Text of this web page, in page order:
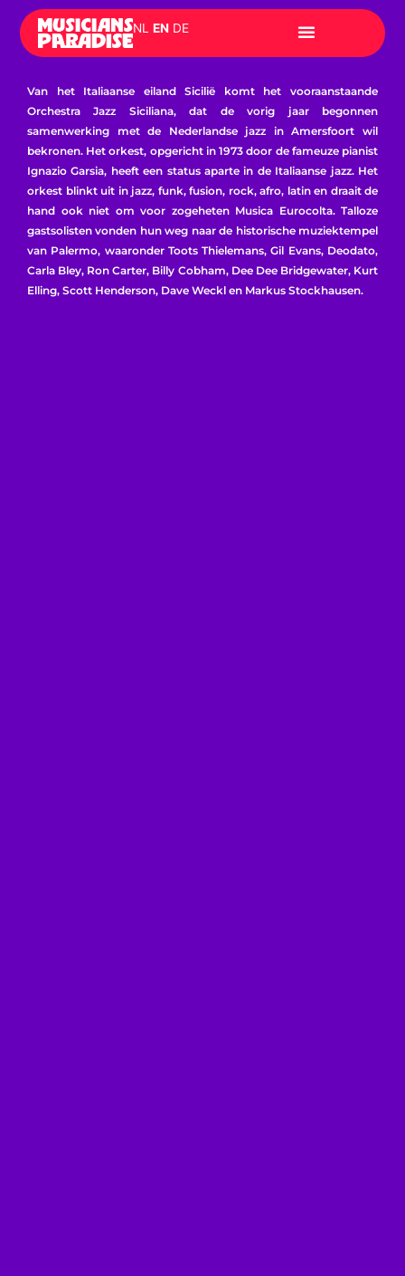
content
NL EN DE
Van het Italiaanse eiland Sicilië komt het vooraanstaande
Orchestra Jazz Siciliana, dat de vorig jaar begonnen
samenwerking met de Nederlandse jazz in Amersfoort wil
bekronen. Het orkest, opgericht in 1973 door de fameuze pianist
Ignazio Garsia, heeft een status aparte in de Italiaanse jazz. Het
orkest blinkt uit in jazz, funk, fusion, rock, afro, latin en draait de
hand ook niet om voor zogeheten Musica Eurocolta. Talloze
gastsolisten vonden hun weg naar de historische muziektempel
van Palermo, waaronder Toots Thielemans, Gil Evans, Deodato,
Carla Bley, Ron Carter, Billy Cobham, Dee Dee Bridgewater, Kurt
Elling, Scott Henderson, Dave Weckl en Markus Stockhausen.